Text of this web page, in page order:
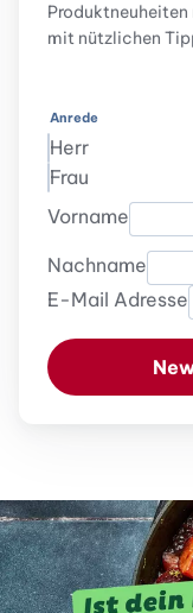
Produktneuheiten
mit nützlichen
Anrede
Herr
Frau
Vorname
Nachname
E-Mail Adresse